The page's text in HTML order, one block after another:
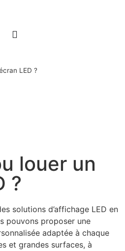
LED ?
louer un
?
solutions d’affichage LED en
pouvons proposer une
adaptée à chaque
et grandes surfaces, à